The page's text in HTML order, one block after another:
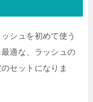
シュを初めて使う
適な、ラッシュの
セットになりま